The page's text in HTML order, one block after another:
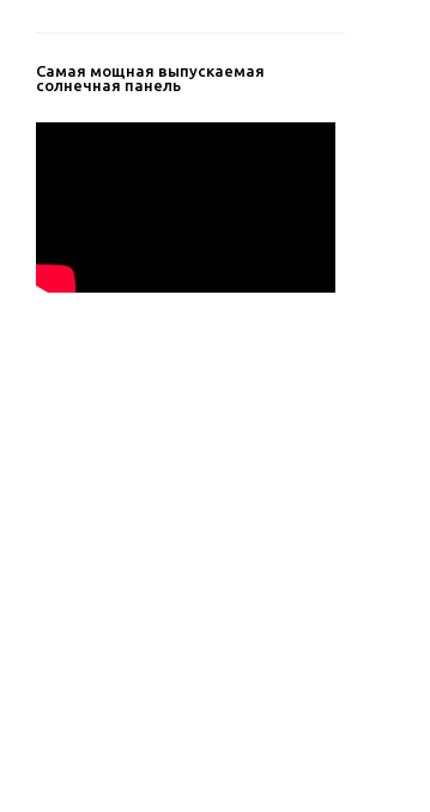
Самая мощная выпускаемая
солнечная панель